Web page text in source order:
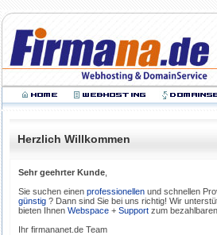
Herzlich Willkommen
Sehr geehrter Kunde,
Sie suchen einen professionellenund schnellen
günstig? Dann sind Sie bei uns richtig! Wir
bieten Ihnen Webspace+ Supportzum bezahlbaren
Ihr firmananet.de Team